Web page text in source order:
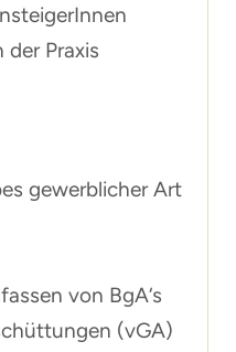
Praxis
gewerblicher Art
von BgA‘s
(vGA)